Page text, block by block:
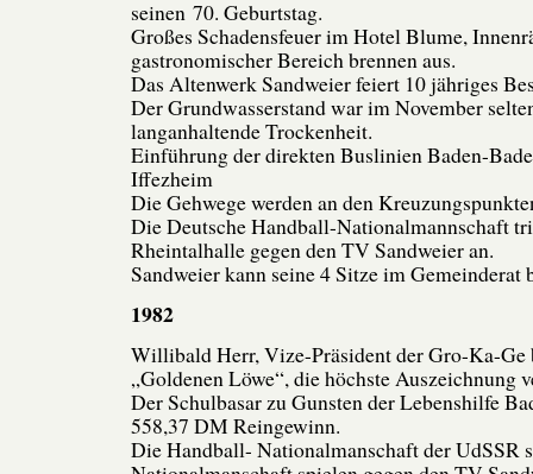
seinen 70. Geburtstag.
Großes Schadensfeuer im Hotel Blume,
gastronomischer Bereich brennen aus.
Das Altenwerk Sandweier feiert 10 jähriges
Der Grundwasserstand war im November
langanhaltende Trockenheit.
Einführung der direkten Buslinien Baden-
Iffezheim
Die Gehwege werden an den
Die Deutsche Handball-Nationalmannschaft
Rheintalhalle gegen den TV Sandweier an.
Sandweier kann seine 4 Sitze im Gemeinderat
1982
Willibald Herr, Vize-Präsident der Gro-Ka-Ge
„Goldenen Löwe“, die höchste Auszeichnung
Der Schulbasar zu Gunsten der Lebenshilfe
558,37 DM Reingewinn.
Die Handball- Nationalmanschaft der UdSSR